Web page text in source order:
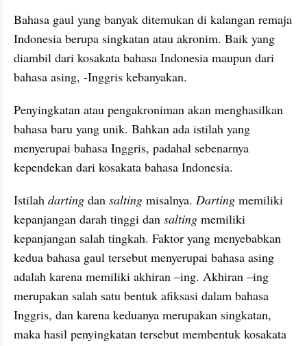
Bahasa gaul yang banyak ditemukan di kalangan remaja
Indonesia berupa singkatan atau akronim. Baik yang
diambil dari kosakata bahasa Indonesia maupun dari
bahasa asing, -Inggris kebanyakan.
Penyingkatan atau pengakroniman akan menghasilkan
bahasa baru yang unik. Bahkan ada istilah yang
kependekan dari kosakata bahasa Indonesia.
Istilah darting dan salting misalnya. Darting memiliki
kepanjangan darah tinggi dan salting memiliki
kepanjangan salah tingkah. Faktor yang menyebabkan
kedua bahasa gaul tersebut menyerupai bahasa asing
adalah karena memiliki akhiran –ing. Akhiran –ing
merupakan salah satu bentuk afiksasi dalam bahasa
Inggris, dan karena keduanya merupakan singkatan,
maka hasil penyingkatan tersebut membentuk kosakata